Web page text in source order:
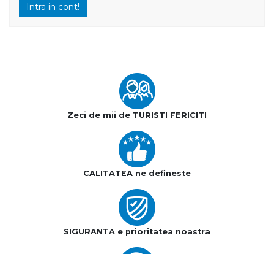
Intra in cont!
Zeci de mii de TURISTI FERICITI
CALITATEA ne defineste
SIGURANTA e prioritatea noastra